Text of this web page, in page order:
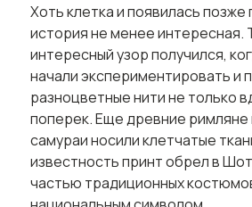
Хоть клетка и появилась позже
история не менее интересная.
интересный узор получился,
начали экспериментировать и
разноцветные нити не только
поперек. Еще древние римляне
самураи носили клетчатые
известность принт обрел в
частью традиционных